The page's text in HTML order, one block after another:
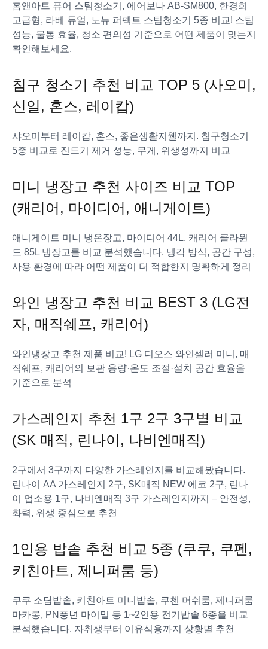
홈앤아트 퓨어 스팀청소기, 에어보나 AB-SM800, 한경희
고급형, 라베 듀얼, 노뉴 퍼펙트 스팀청소기 5종 비교! 스팀
성능, 물통 효율, 청소 편의성 기준으로 어떤 제품이 맞는지
확인해보세요.
침구 청소기 추천 비교 TOP 5 (사오미,
신일, 혼스, 레이캅)
샤오미부터 레이캅, 혼스, 좋은생활지웰까지. 침구청소기
5종 비교로 진드기 제거 성능, 무게, 위생성까지 비교
미니 냉장고 추천 사이즈 비교 TOP
(캐리어, 마이디어, 애니게이트)
애니게이트 미니 냉온장고, 마이디어 44L, 캐리어 클라윈
드 85L 냉장고를 비교 분석했습니다. 냉각 방식, 공간 구성,
사용 환경에 따라 어떤 제품이 더 적합한지 명확하게 정리
와인 냉장고 추천 비교 BEST 3 (LG전
자, 매직쉐프, 캐리어)
와인냉장고 추천 제품 비교! LG 디오스 와인셀러 미니, 매
직쉐프, 캐리어의 보관 용량·온도 조절·설치 공간 효율을
기준으로 분석
가스레인지 추천 1구 2구 3구별 비교
(SK 매직, 린나이, 나비엔매직)
2구에서 3구까지 다양한 가스레인지를 비교해봤습니다.
린나이 AA 가스레인지 2구, SK매직 NEW 에코 2구, 린나
이 업소용 1구, 나비엔매직 3구 가스레인지까지 – 안전성,
화력, 위생 중심으로 추천
1인용 밥솥 추천 비교 5종 (쿠쿠, 쿠펜,
키친아트, 제니퍼룸 등)
쿠쿠 소담밥솥, 키친아트 미니밥솥, 쿠첸 머쉬룸, 제니퍼룸
마카롱, PN풍년 마이밀 등 1~2인용 전기밥솥 6종을 비교
분석했습니다. 자취생부터 이유식용까지 상황별 추천